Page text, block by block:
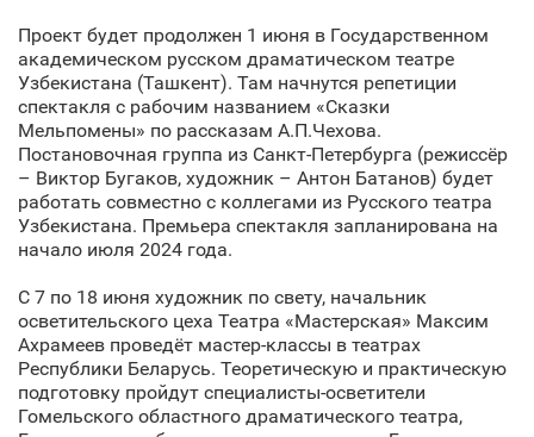
Проект будет продолжен 1 июня в Государственном
академическом русском драматическом театре
Узбекистана (Ташкент). Там начнутся репетиции
спектакля с рабочим названием «Сказки
Мельпомены» по рассказам А.П.Чехова.
Постановочная группа из Санкт‑Петербурга (режиссёр
– Виктор Бугаков, художник – Антон Батанов) будет
работать совместно с коллегами из Русского театра
Узбекистана. Премьера спектакля запланирована на
начало июля 2024 года.
С 7 по 18 июня художник по свету, начальник
осветительского цеха Театра «Мастерская» Максим
Ахрамеев проведёт мастер-классы в театрах
Республики Беларусь. Теоретическую и практическую
подготовку пройдут специалисты-осветители
Гомельского областного драматического театра,